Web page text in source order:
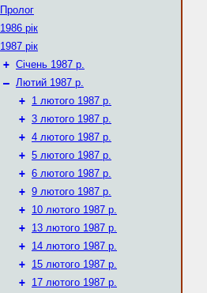
Пролог
1986 рік
1987 рік
+ Січень 1987 р.
– Лютий 1987 р.
+ 1 лютого 1987 р.
+ 3 лютого 1987 р.
+ 4 лютого 1987 р.
+ 5 лютого 1987 р.
+ 6 лютого 1987 р.
+ 9 лютого 1987 р.
+ 10 лютого 1987 р.
+ 13 лютого 1987 р.
+ 14 лютого 1987 р.
+ 15 лютого 1987 р.
+ 17 лютого 1987 р.